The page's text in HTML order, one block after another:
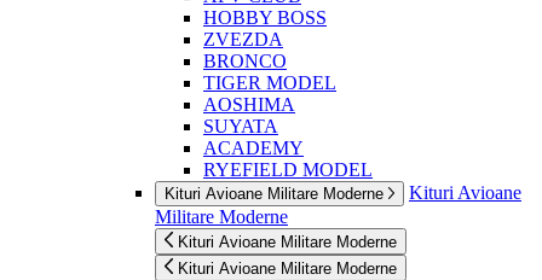
HOBBY BOSS
ZVEZDA
BRONCO
TIGER MODEL
AOSHIMA
SUYATA
ACADEMY
RYEFIELD MODEL
Kituri Avioane Militare Moderne
Kituri Avioane
Militare Moderne
Kituri Avioane Militare Moderne
Kituri Avioane Militare Moderne